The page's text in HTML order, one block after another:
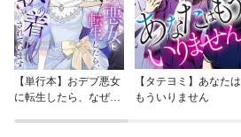
【単行本】おデブ悪女
に転生したら、なぜか
【タテヨミ】あなたは
もういりません